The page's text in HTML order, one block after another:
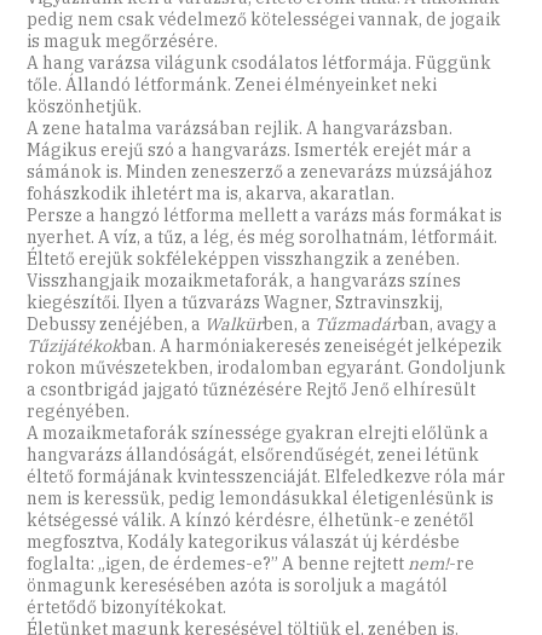
pedig nem csak védelmező kötelességei vannak, de jogaik
is maguk megőrzésére.
A hang varázsa világunk csodálatos létformája. Függünk
tőle. Állandó létformánk. Zenei élményeinket neki
köszönhetjük.
A zene hatalma varázsában rejlik. A hangvarázsban.
Mágikus erejű szó a hangvarázs. Ismerték erejét már a
sámánok is. Minden zeneszerző a zenevarázs múzsájához
fohászkodik ihletért ma is, akarva, akaratlan.
Persze a hangzó létforma mellett a varázs más formákat is
nyerhet. A víz, a tűz, a lég, és még sorolhatnám, létformáit.
Éltető erejük sokféleképpen visszhangzik a zenében.
Visszhangjaik mozaikmetaforák, a hangvarázs színes
kiegészítői. Ilyen a tűzvarázs Wagner, Sztravinszkij,
Debussy zenéjében, a Walkürben, a Tűzmadárban, avagy a
Tűzijátékokban. A harmóniakeresés zeneiségét jelképezik
rokon művészetekben, irodalomban egyaránt. Gondoljunk
a csontbrigád jajgató tűznézésére Rejtő Jenő elhíresült
regényében.
A mozaikmetaforák színessége gyakran elrejti előlünk a
hangvarázs állandóságát, elsőrendűségét, zenei létünk
éltető formájának kvintesszenciáját. Elfeledkezve róla már
nem is keressük, pedig lemondásukkal életigenlésünk is
kétségessé válik. A kínzó kérdésre, élhetünk-e zenétől
megfosztva, Kodály kategorikus válaszát új kérdésbe
foglalta: „igen, de érdemes-e?” A benne rejtett nem!-re
önmagunk keresésében azóta is soroljuk a magától
értetődő bizonyítékokat.
Életünket magunk keresésével töltjük el, zenében is.